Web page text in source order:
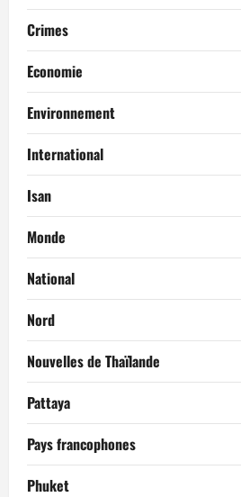
Crimes
Economie
Environnement
International
Isan
Monde
National
Nord
Nouvelles de Thaïlande
Pattaya
Pays francophones
Phuket